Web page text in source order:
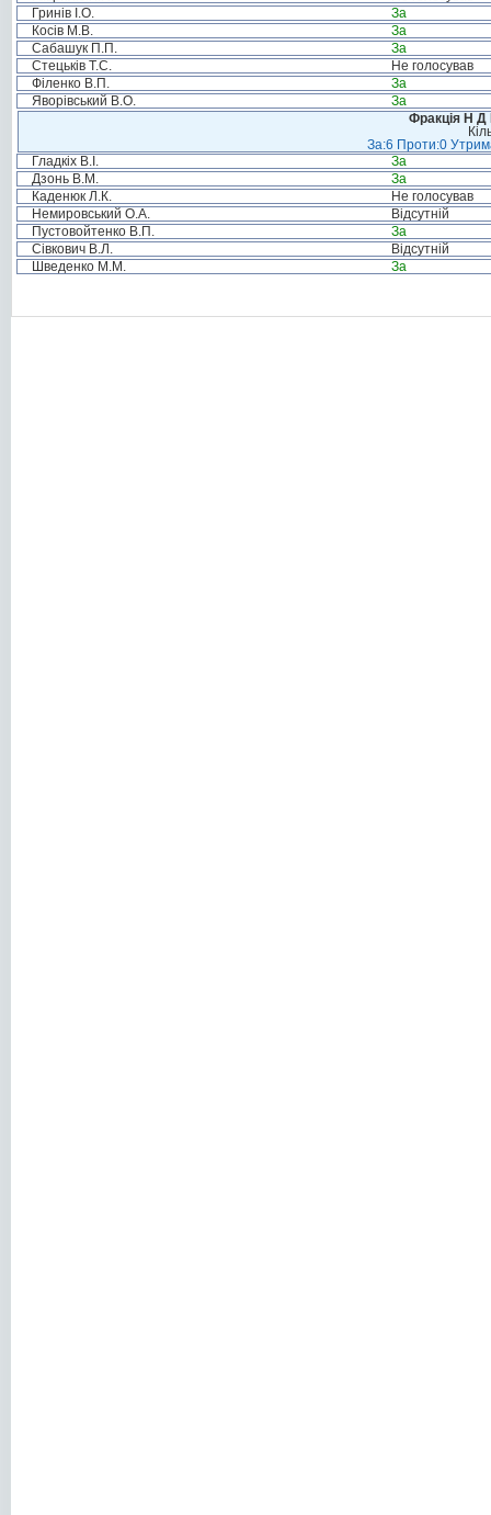
Гринів І.О.
За
Косів М.В.
За
Сабашук П.П.
За
Стецьків Т.С.
Не голосував
Філенко В.П.
За
Яворівський В.О.
За
Фракція Н Д
За:6 Проти:0
Гладкіх В.І.
За
Дзонь В.М.
За
Каденюк Л.К.
Не голосував
Немировський О.А.
Відсутній
Пустовойтенко В.П.
За
Сівкович В.Л.
Відсутній
Шведенко М.М.
За